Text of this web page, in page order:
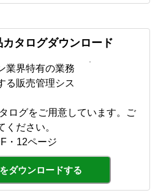
カタログダウンロード
業界特有の業務
る販売管理シス
ログをご用意しています。ご
ください。
・12ページ
ダウンロードする